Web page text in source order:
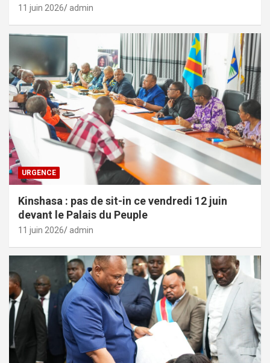
11 juin 2026 admin
URGENCE
Kinshasa : pas de sit-in ce vendredi 12 juin
devant le Palais du Peuple
11 juin 2026 admin